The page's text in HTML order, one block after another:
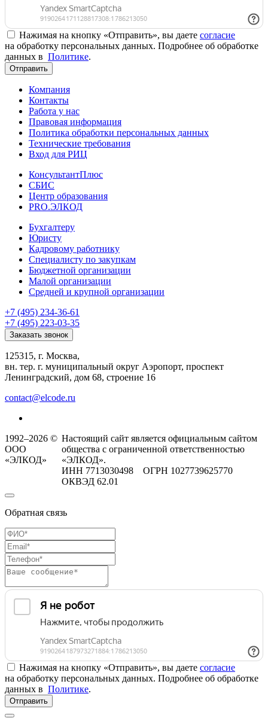
Нажимая на кнопку «Отправить», вы даете согласие
на обработку персональных данных. Подробнее об обработке
данных в Политике.
Отправить
Компания
Контакты
Работа у нас
Правовая информация
Политика обработки персональных данных
Технические требования
Вход для РИЦ
КонсультантПлюс
СБИС
Центр образования
PRO.ЭЛКОД
Бухгалтеру
Юристу
Кадровому работнику
Специалисту по закупкам
Бюджетной организации
Малой организации
Средней и крупной организации
+7 (495) 234-36-61
+7 (495) 223-03-35
Заказать звонок
125315, г. Москва,
вн. тер. г. муниципальный округ Аэропорт, проспект
Ленинградский, дом 68, строение 16
contact@elcode.ru
1992–2026 ©
ООО
«ЭЛКОД»
Настоящий сайт является официальным сайтом
общества с ограниченной ответственностью
«ЭЛКОД».
ИНН 7713030498 ОГРН 1027739625770
ОКВЭД 62.01
Обратная связь
Нажимая на кнопку «Отправить», вы даете согласие
на обработку персональных данных. Подробнее об обработке
данных в Политике.
Отправить